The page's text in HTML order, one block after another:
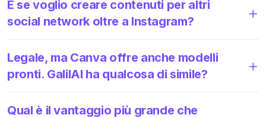
E se voglio creare contenuti per altri
social network oltre a Instagram?
Legale, ma Canva offre anche modelli
pronti. GalilAI ha qualcosa di simile?
Qual è il vantaggio più grande che